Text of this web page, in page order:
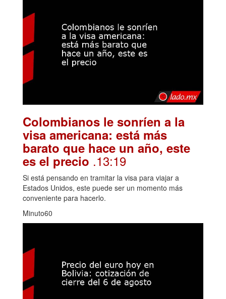
Colombianos le sonríen a la
visa americana: está más
barato que hace un año, este
es el precio .13:19
Si está pensando en tramitar la visa para viajar a
Estados Unidos, este puede ser un momento más
conveniente para hacerlo.
Minuto60